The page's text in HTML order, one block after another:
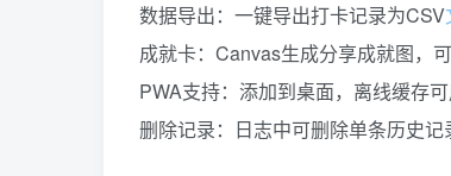
数据导出：一键导出打卡记录为CSV
成就卡：Canvas生成分享成就图，可
PWA支持：添加到桌面，离线缓存可
删除记录：日志中可删除单条历史记